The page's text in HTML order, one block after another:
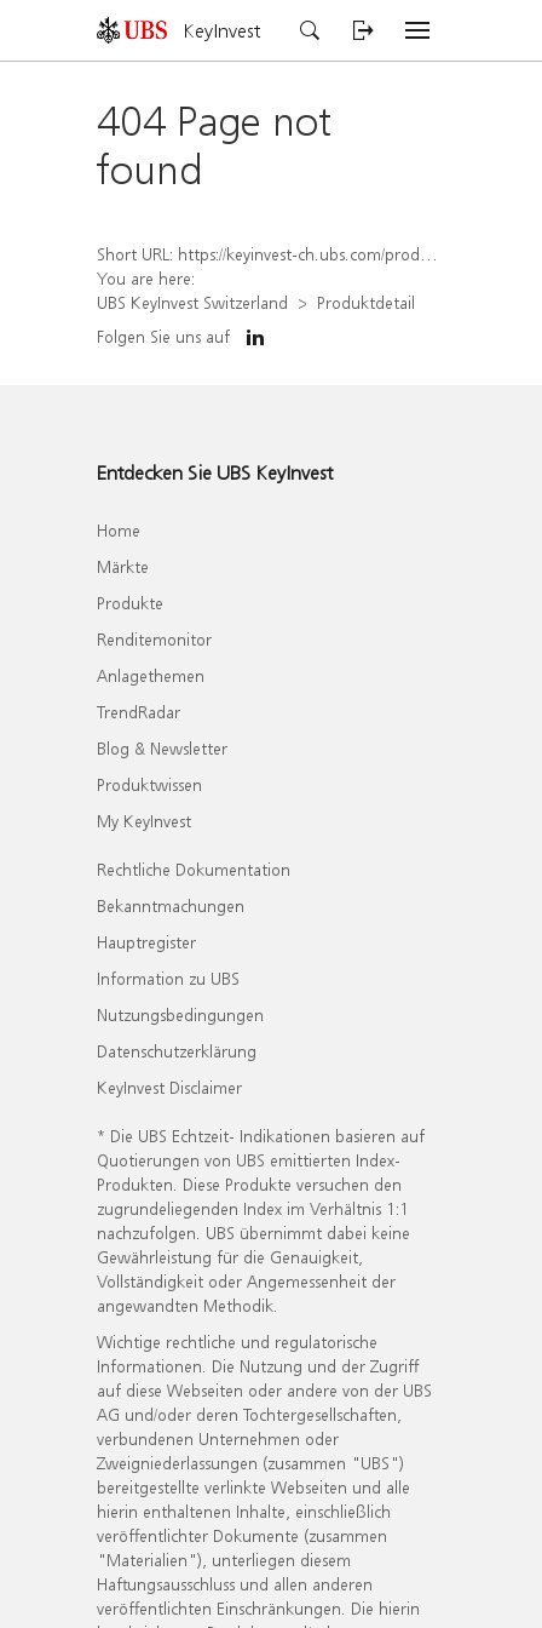
KeyInvest
404 Page not
found
Short URL: https://keyinvest-ch.ubs.com/produkt/detail/index/isin/CH1570368790
You are here:
UBS KeyInvest Switzerland
Produktdetail
Folgen Sie uns auf
Entdecken Sie UBS KeyInvest
Home
Märkte
Produkte
Renditemonitor
Anlagethemen
TrendRadar
Blog & Newsletter
Produktwissen
My KeyInvest
Rechtliche Dokumentation
Bekanntmachungen
Hauptregister
Information zu UBS
Nutzungsbedingungen
Datenschutzerklärung
KeyInvest Disclaimer
* Die UBS Echtzeit- Indikationen basieren auf
Quotierungen von UBS emittierten Index-
Produkten. Diese Produkte versuchen den
zugrundeliegenden Index im Verhältnis 1:1
nachzufolgen. UBS übernimmt dabei keine
Gewährleistung für die Genauigkeit,
Vollständigkeit oder Angemessenheit der
angewandten Methodik.
Wichtige rechtliche und regulatorische
Informationen. Die Nutzung und der Zugriff
auf diese Webseiten oder andere von der UBS
AG und/oder deren Tochtergesellschaften,
verbundenen Unternehmen oder
Zweigniederlassungen (zusammen "UBS")
bereitgestellte verlinkte Webseiten und alle
hierin enthaltenen Inhalte, einschließlich
veröffentlichter Dokumente (zusammen
"Materialien"), unterliegen diesem
Haftungsausschluss und allen anderen
veröffentlichten Einschränkungen. Die hierin